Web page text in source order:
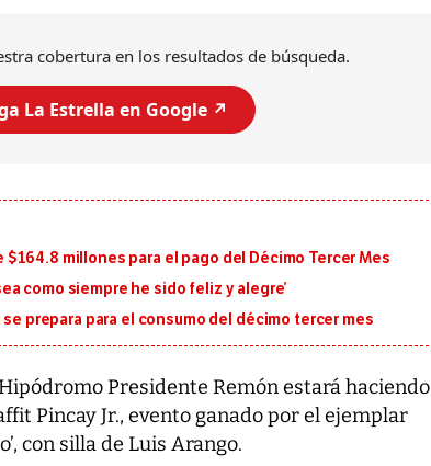
cobertura en los resultados de búsqueda.
La Estrella en Google ↗️
millones para el pago del Décimo Tercer Mes
como siempre he sido feliz y alegre’
prepara para el consumo del décimo tercer mes
Presidente Remón estará haciendo
Pincay Jr., evento ganado por el ejemplar
con silla de Luis Arango.
7,1 se registró este martes 28 de
emergencia de gran...